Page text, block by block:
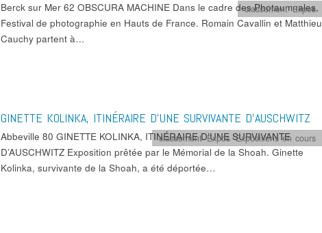
classement,Expos
Berck sur Mer 62 OBSCURA MACHINE Dans le cadre des Photaumnales,
Festival de photographie en Hauts de France. Romain Cavallin et Matthieu
Cauchy partent à…
GINETTE KOLINKA, ITINÉRAIRE D’UNE SURVIVANTE D’AUSCHWITZ
classement,Expos,Expositions en cours
Abbeville 80 GINETTE KOLINKA, ITINÉRAIRE D’UNE SURVIVANTE
D’AUSCHWITZ Exposition prêtée par le Mémorial de la Shoah. Ginette
Kolinka, survivante de la Shoah, a été déportée…